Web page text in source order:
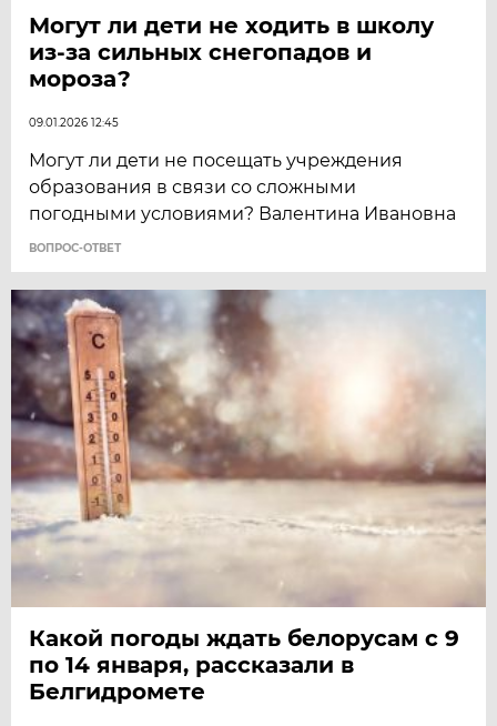
Могут ли дети не ходить в школу
из-за сильных снегопадов и
мороза?
09.01.2026 12:45
Могут ли дети не посещать учреждения
образования в связи со сложными
погодными условиями? Валентина Ивановна
ВОПРОС-ОТВЕТ
Какой погоды ждать белорусам с 9
по 14 января, рассказали в
Белгидромете